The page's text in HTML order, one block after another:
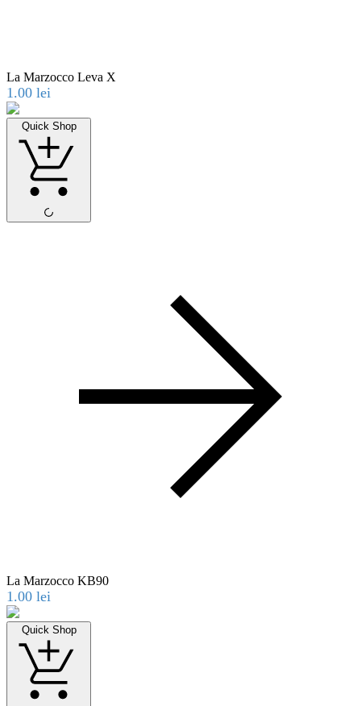
La Marzocco Leva X
1.00 lei
Quick Shop
La Marzocco KB90
1.00 lei
Quick Shop